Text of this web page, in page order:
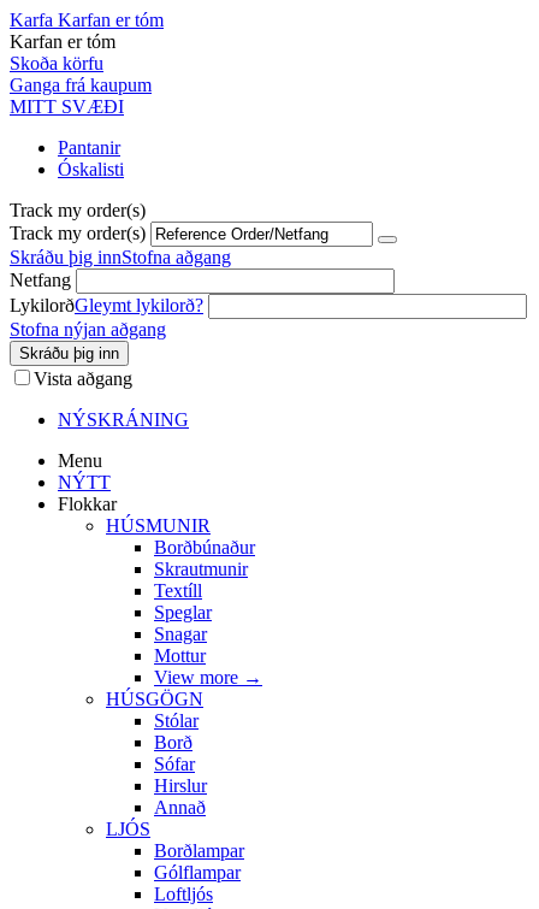
Karfa Karfan er tóm
Karfan er tóm
Skoða körfu
Ganga frá kaupum
MITT SVÆÐI
Pantanir
Óskalisti
Track my order(s)
Track my order(s)
Skráðu þig innStofna aðgang
Netfang
LykilorðGleymt lykilorð?
Stofna nýjan aðgang
Skráðu þig inn
Vista aðgang
NÝSKRÁNING
Menu
NÝTT
Flokkar
HÚSMUNIR
Borðbúnaður
Skrautmunir
Textíll
Speglar
Snagar
Mottur
View more →
HÚSGÖGN
Stólar
Borð
Sófar
Hirslur
Annað
LJÓS
Borðlampar
Gólflampar
Loftljós